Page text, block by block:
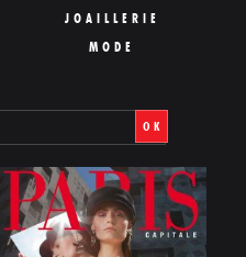
JOAILLERIE
MODE
OK